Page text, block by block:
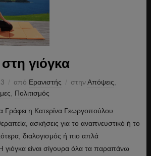
γιόγκα
από Ερανιστής στηνΑπόψεις
Πολιτισμός
Γράφει η Κατερίνα Γεωργοπούλου
ασκήσεις για το αναπνευστικό ή το
διαλογισμός ή πιο απλά
είναι σίγουρα όλα τα παραπάνω